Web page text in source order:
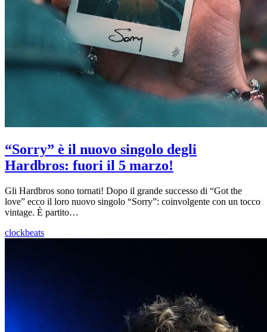
“Sorry” è il nuovo singolo degli
Hardbros: fuori il 5 marzo!
Gli Hardbros sono tornati! Dopo il grande successo di “Got the
love” ecco il loro nuovo singolo “Sorry”: coinvolgente con un tocco
vintage. È partito…
clockbeats